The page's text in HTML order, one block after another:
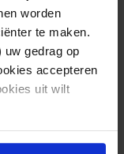
worden
te maken.
uw gedrag op
accepteren
uit wilt